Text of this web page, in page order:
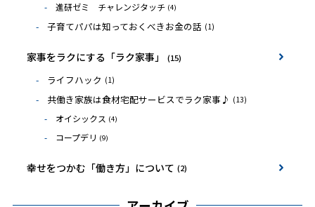
進研ゼミ チャレンジタッチ (4)
子育てパパは知っておくべきお金の話 (1)
家事をラクにする「ラク家事」 (15)
ライフハック (1)
共働き家族は食材宅配サービスでラク家事♪ (13)
オイシックス (4)
コープデリ (9)
幸せをつかむ「働き方」について (2)